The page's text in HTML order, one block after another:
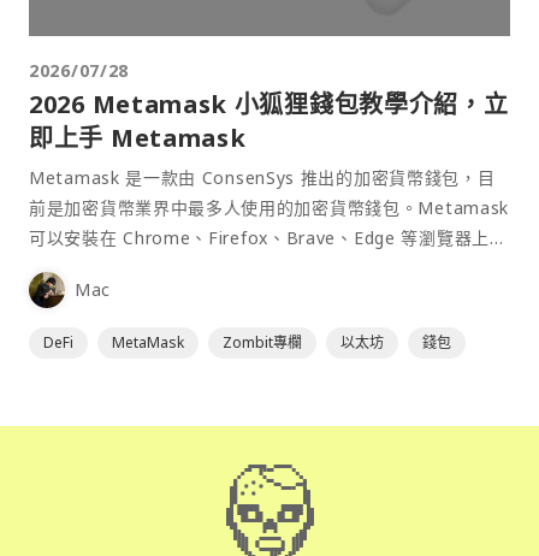
2026/07/28
2026 Metamask 小狐狸錢包教學介紹，立
即上手 Metamask
Metamask 是一款由 ConsenSys 推出的加密貨幣錢包，目
前是加密貨幣業界中最多人使用的加密貨幣錢包。Metamask
可以安裝在 Chrome、Firefox、Brave、Edge 等瀏覽器上作
為插件使用，具備許多功能且使用上非常方便。
Mac
DeFi MetaMask Zombit專欄 以太坊 錢包